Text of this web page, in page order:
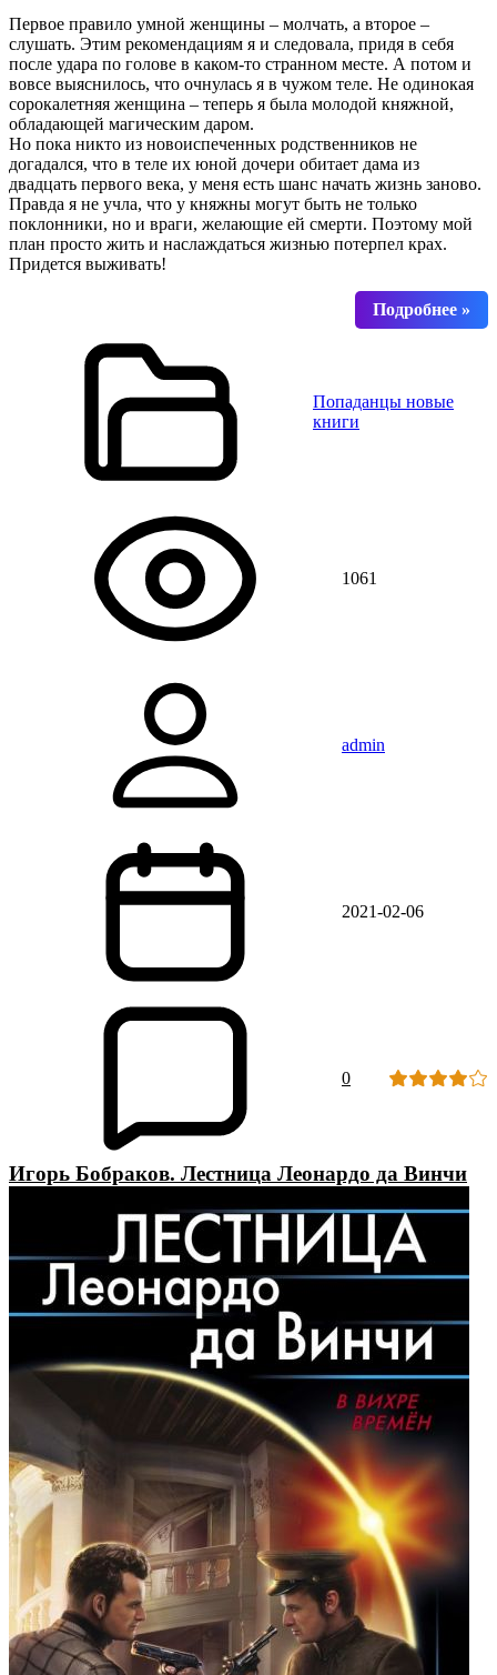
Первое правило умной женщины – молчать, а второе –
слушать. Этим рекомендациям я и следовала, придя в себя
после удара по голове в каком-то странном месте. А потом и
вовсе выяснилось, что очнулась я в чужом теле. Не одинокая
сорокалетняя женщина – теперь я была молодой княжной,
обладающей магическим даром.
Но пока никто из новоиспеченных родственников не
догадался, что в теле их юной дочери обитает дама из
двадцать первого века, у меня есть шанс начать жизнь заново.
Правда я не учла, что у княжны могут быть не только
поклонники, но и враги, желающие ей смерти. Поэтому мой
план просто жить и наслаждаться жизнью потерпел крах.
Придется выживать!
Попаданцы новые
книги
1061
admin
2021-02-06
0
Игорь Бобраков. Лестница Леонардо да Винчи